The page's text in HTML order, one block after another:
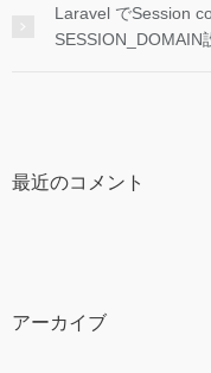
Laravel でSession
SESSION_DOMAIN
最近のコメント
アーカイブ